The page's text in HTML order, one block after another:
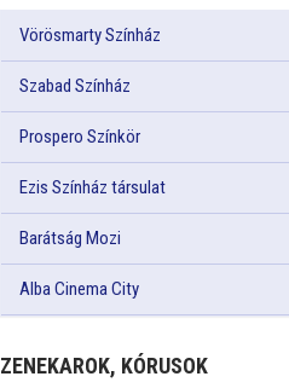
Vörösmarty Színház
Szabad Színház
Prospero Színkör
Ezis Színház társulat
Barátság Mozi
Alba Cinema City
ZENEKAROK, KÓRUSOK